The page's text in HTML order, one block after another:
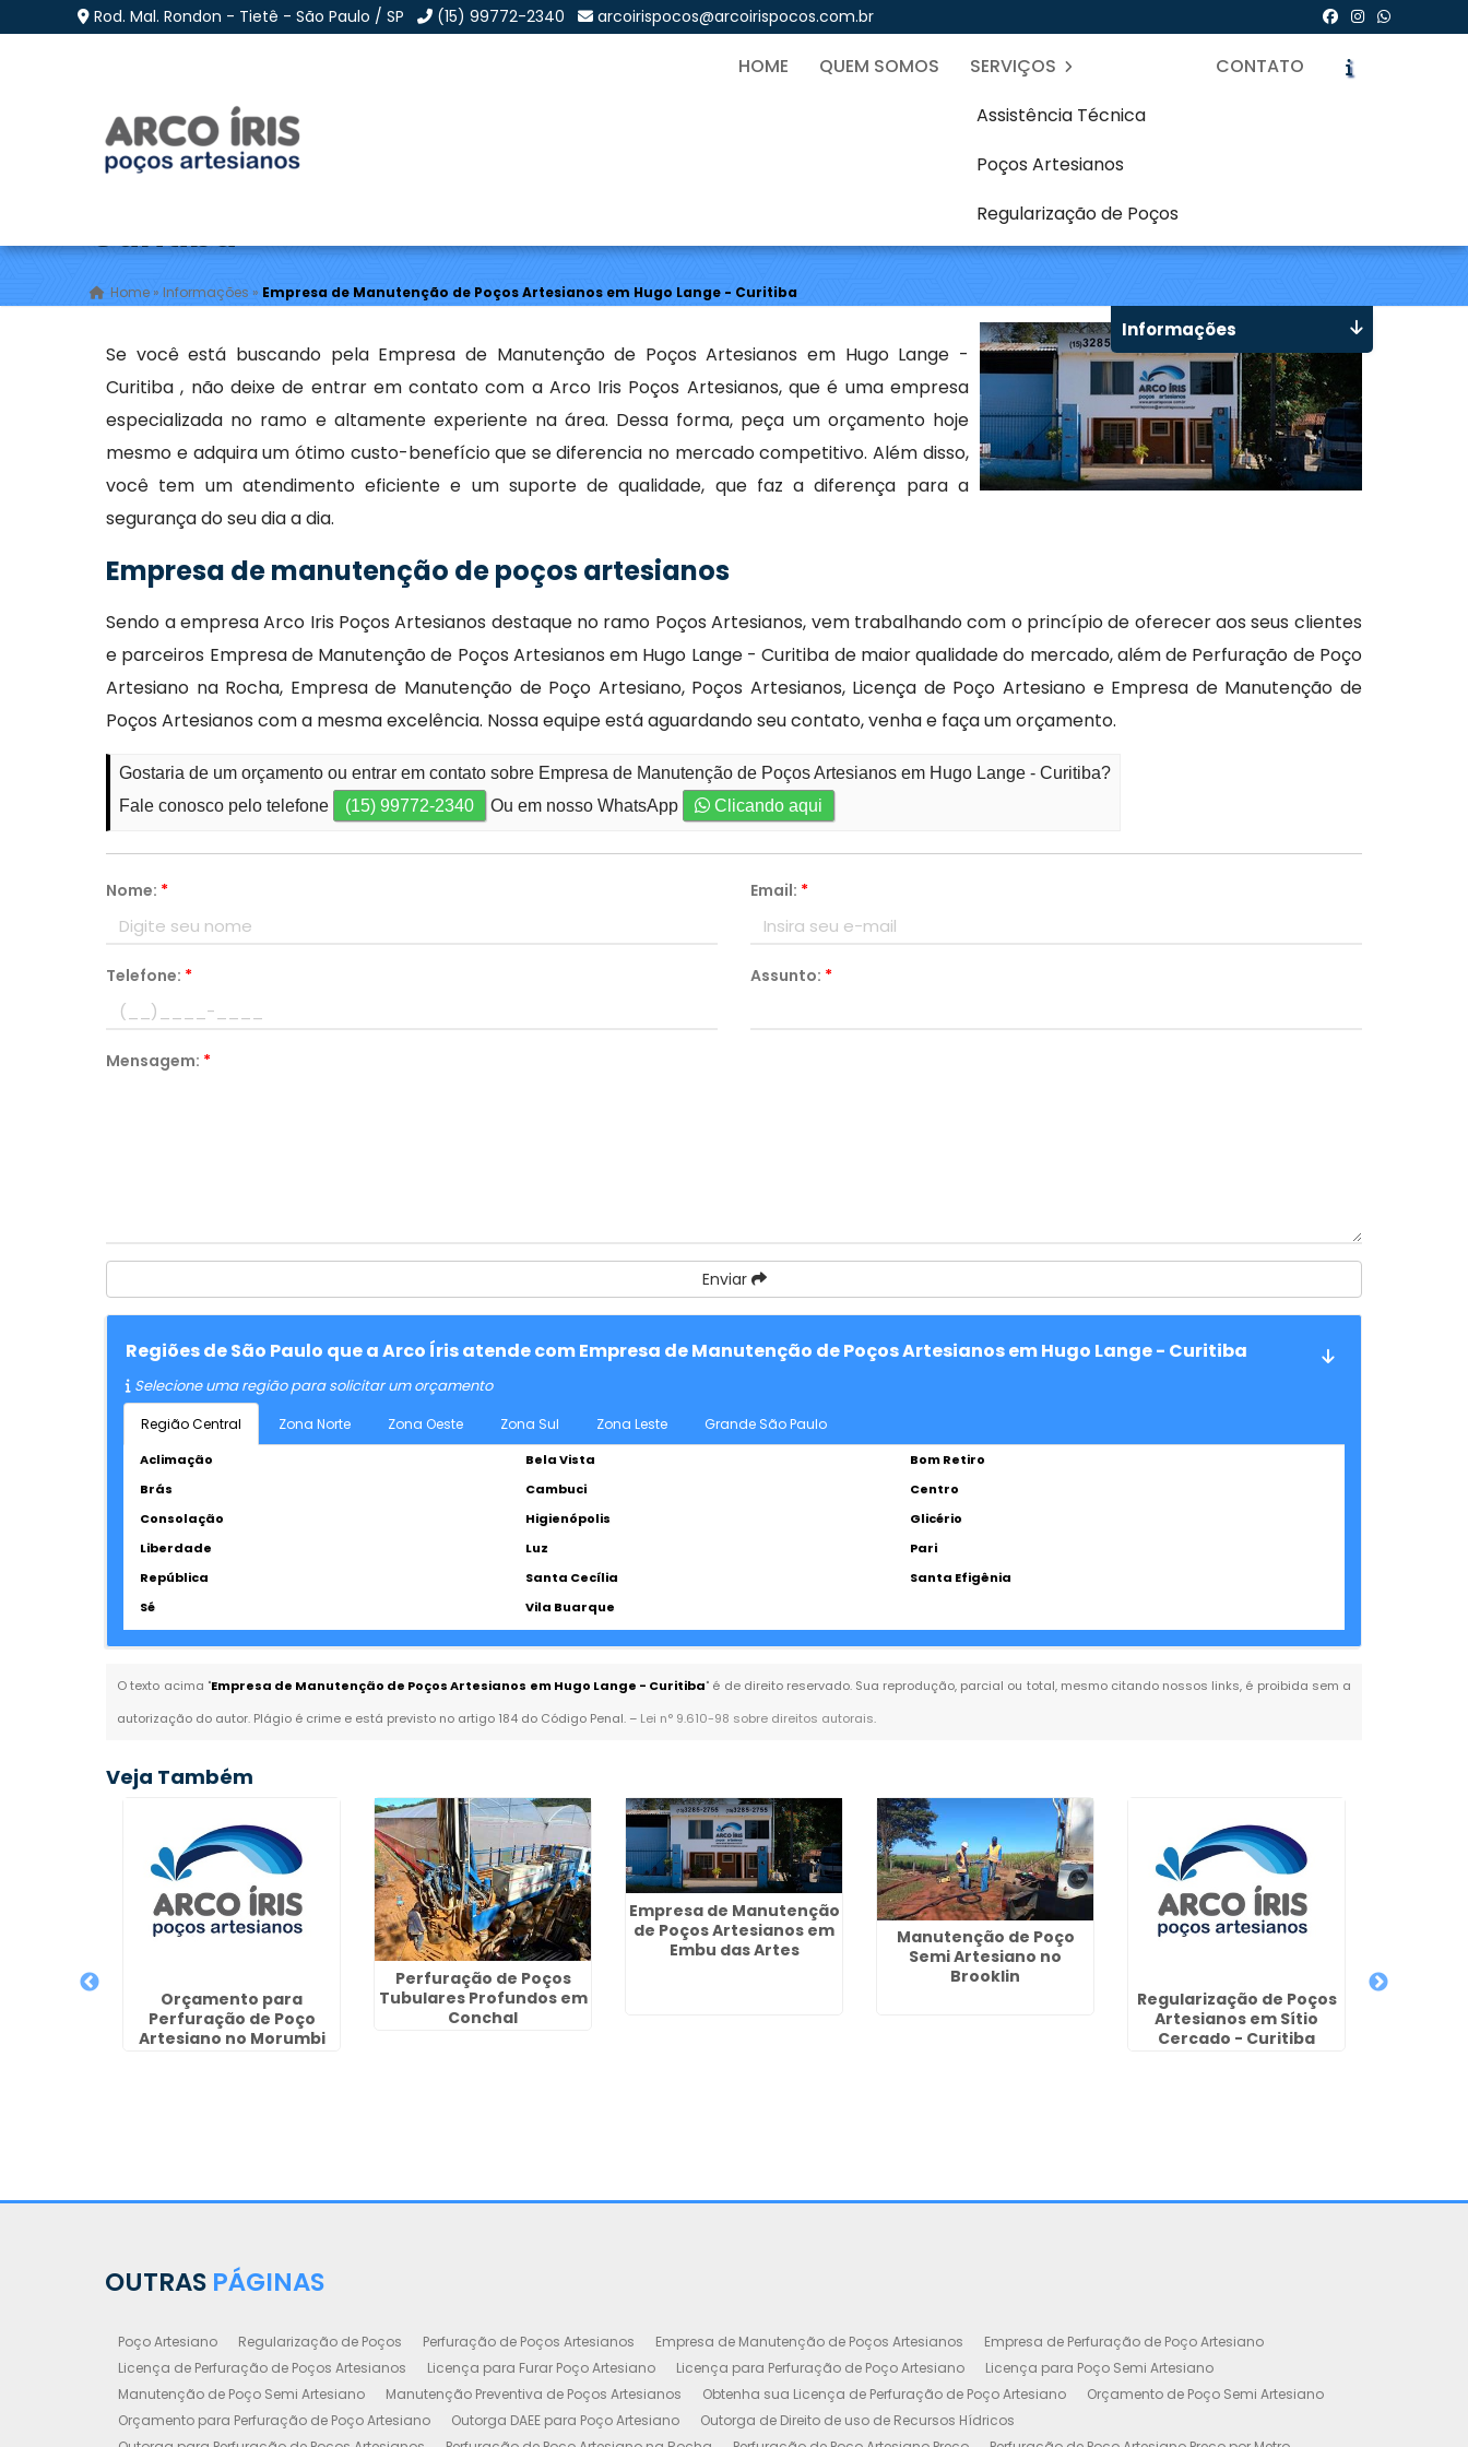
Rod. Mal. Rondon - Tietê - São Paulo / SP (15) 99772-2340 arcoirispocos@arcoirispocos.com.br
HOME QUEM SOMOS
SERVIÇOS
Assistência Técnica
Poços Artesianos
Regularização de Poços
CONTATO
Empresa de Manutenção de Poços Artesianos em Hugo Lange -
Curitiba
Home »Informações » Empresa de Manutenção de Poços Artesianos em Hugo Lange - Curitiba
Solicite um Orçamento
Se você está buscando pela Empresa de Manutenção de Poços Artesianos em Hugo Lange -
Curitiba , não deixe de entrar em contato com a Arco Iris Poços Artesianos, que é uma empresa
especializada no ramo e altamente experiente na área. Dessa forma, peça um orçamento hoje
mesmo e adquira um ótimo custo-benefício que se diferencia no mercado competitivo. Além disso,
você tem um atendimento eficiente e um suporte de qualidade, que faz a diferença para a
segurança do seu dia a dia.
Empresa de manutenção de poços artesianos
Sendo a empresa Arco Iris Poços Artesianos destaque no ramo Poços Artesianos, vem trabalhando com o princípio de oferecer aos seus clientes
e parceiros Empresa de Manutenção de Poços Artesianos em Hugo Lange - Curitiba de maior qualidade do mercado, além de Perfuração de Poço
Artesiano na Rocha, Empresa de Manutenção de Poço Artesiano, Poços Artesianos, Licença de Poço Artesiano e Empresa de Manutenção de
Poços Artesianos com a mesma excelência. Nossa equipe está aguardando seu contato, venha e faça um orçamento.
Gostaria de um orçamento ou entrar em contato sobre Empresa de Manutenção de Poços Artesianos em Hugo Lange - Curitiba?
Fale conosco pelo telefone
(15) 99772-2340 Ou em nosso WhatsApp Clicando aqui
Nome: * Email: *
Telefone: * Assunto: *
Mensagem: *
Enviar
Regiões de São Paulo que a Arco Íris atende com Empresa de Manutenção de Poços Artesianos em Hugo Lange - Curitiba
Selecione uma região para solicitar um orçamento
Região Central Zona Norte Zona Oeste Zona Sul Zona Leste Grande São Paulo
Aclimação Bela Vista
Bom Retiro
Brás
Cambuci
Centro
Consolação
Higienópolis
Glicério
Liberdade
Luz
Pari
República
Santa Cecília
Santa Efigênia
Sé
Vila Buarque
O texto acima "Empresa de Manutenção de Poços Artesianos em Hugo Lange - Curitiba" é de direito reservado. Sua reprodução, parcial ou total, mesmo citando nossos links, é proibida sem a
autorização do autor. Plágio é crime e está previsto no artigo 184 do Código Penal. – Lei n° 9.610-98 sobre direitos autorais.
Informações
Veja Também
Orçamento para
Perfuração de Poço
Artesiano no Morumbi
Perfuração de Poços
Tubulares Profundos em
Conchal
Empresa de Manutenção
de Poços Artesianos em
Embu das Artes
Manutenção de Poço
Semi Artesiano no
Brooklin
Regularização de Poços
Artesianos em Sítio
Cercado - Curitiba
OUTRAS PÁGINAS
Poço Artesiano Regularização de Poços Perfuração de Poços Artesianos Empresa de Manutenção de Poços Artesianos
Empresa de Perfuração de Poço Artesiano
Licença de Perfuração de Poços Artesianos
Licença para Furar Poço Artesiano Licença para Perfuração de Poço Artesiano
Licença para Poço Semi Artesiano
Manutenção de Poço Semi Artesiano
Manutenção Preventiva de Poços Artesianos Obtenha sua Licença de Perfuração de Poço Artesiano
Orçamento de Poço Semi Artesiano
Orçamento para Perfuração de Poço Artesiano
Outorga DAEE para Poço Artesiano
Outorga de Direito de uso de Recursos Hídricos